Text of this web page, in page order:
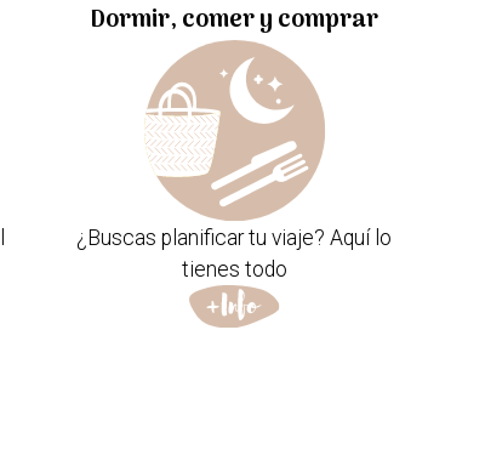
Dormir, comer y comprar
¿Buscas planificar tu viaje? Aquí lo
tienes todo